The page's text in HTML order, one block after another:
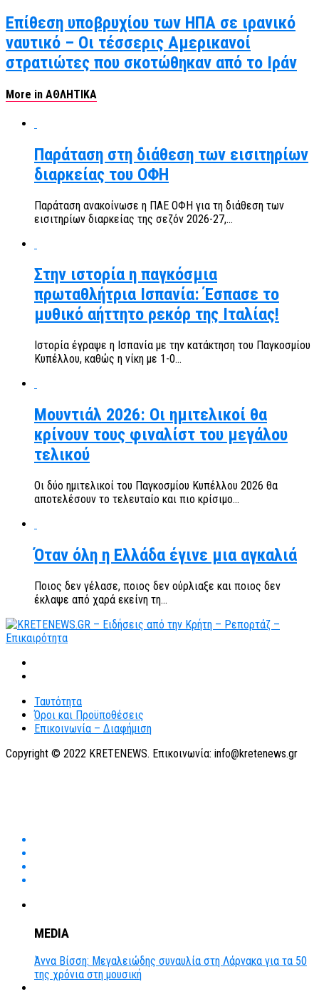
Επίθεση υποβρυχίου των ΗΠΑ σε ιρανικό
ναυτικό – Οι τέσσερις Αμερικανοί
στρατιώτες που σκοτώθηκαν από το Ιράν
More in ΑΘΛΗΤΙΚΑ
Παράταση στη διάθεση των εισιτηρίων
διαρκείας του ΟΦΗ
Παράταση ανακοίνωσε η ΠΑΕ ΟΦΗ για τη διάθεση των
εισιτηρίων διαρκείας της σεζόν 2026-27,...
Στην ιστορία η παγκόσμια
πρωταθλήτρια Ισπανία: Έσπασε το
μυθικό αήττητο ρεκόρ της Ιταλίας!
Ιστορία έγραψε η Ισπανία με την κατάκτηση του Παγκοσμίου
Κυπέλλου, καθώς η νίκη με 1-0...
Μουντιάλ 2026: Οι ημιτελικοί θα
κρίνουν τους φιναλίστ του μεγάλου
τελικού
Οι δύο ημιτελικοί του Παγκοσμίου Κυπέλλου 2026 θα
αποτελέσουν το τελευταίο και πιο κρίσιμο...
Όταν όλη η Ελλάδα έγινε μια αγκαλιά
Ποιος δεν γέλασε, ποιος δεν ούρλιαξε και ποιος δεν
έκλαψε από χαρά εκείνη τη...
Ταυτότητα
Όροι και Προϋποθέσεις
Επικοινωνία – Διαφήμιση
Copyright © 2022 KRETENEWS. Επικοινωνία: info@kretenews.gr
MEDIA
Άννα Βίσση: Μεγαλειώδης συναυλία στη Λάρνακα για τα 50
της χρόνια στη μουσική